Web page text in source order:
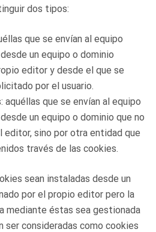
dos tipos:
que se envían al equipo
un equipo o dominio
editor y desde el que se
por el usuario.
aquéllas que se envían al equipo
un equipo o dominio que no
editor, sino por otra entidad que
través de las cookies.
sean instaladas desde un
por el propio editor pero la
mediante éstas sea gestionada
ser consideradas como cookies